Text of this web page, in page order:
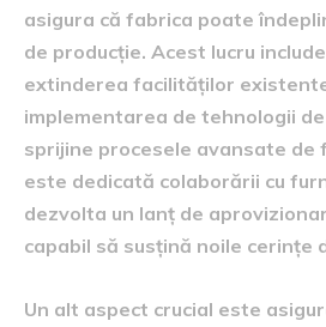
asigura că fabrica poate
de producție. Acest lucru
extinderea facilităților
implementarea de tehnologii
sprijine procesele avansate de
este dedicată colaborării cu
dezvolta un lanț de
capabil să susțină noile cerințe
Un alt aspect crucial este